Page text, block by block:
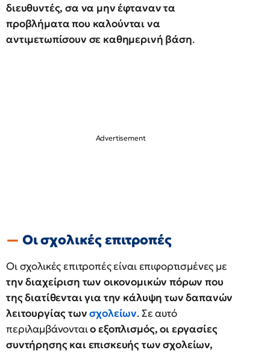
διευθυντές, σα να μην έφταναν τα
προβλήματα που καλούνται να
αντιμετωπίσουν σε καθημερινή βάση.
Οι σχολικές επιτροπές
Οι σχολικές επιτροπές είναι επιφορτισμένες με
την διαχείριση των οικονομικών πόρων που
της διατίθενται για την κάλυψη των δαπανών
λειτουργίας τωνσχολείων. Σε αυτό
περιλαμβάνονταιο εξοπλισμός, οι εργασίες
συντήρησης και επισκευής των σχολείων,